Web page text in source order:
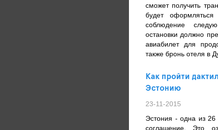
сможет получить
будет
соблюдение
остановки должно
авиабилет для
также бронь отеля в
Как пройти
Эстонию
23-11-2015
Эстония - одна из
соглашение. Это